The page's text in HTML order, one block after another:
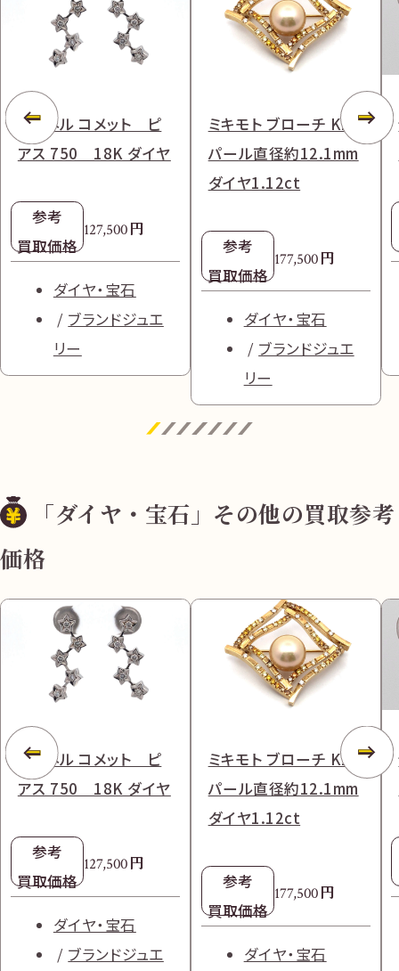
シャネル コメット ピ
アス 750 18K ダイヤ
参考
買取価格
127,500円
ダイヤ・宝石
ブランドジュエ
リー
ミキモト ブローチ K18
パール直径約12.1mm
ダイヤ1.12ct
参考
買取価格
177,500円
ダイヤ・宝石
ブランドジュエ
リー
「ダイヤ・宝石」その他の買取参考
価格
シャネル コメット ピ
アス 750 18K ダイヤ
参考
買取価格
127,500円
ダイヤ・宝石
ブランドジュエ
ミキモト ブローチ K18
パール直径約12.1mm
ダイヤ1.12ct
参考
買取価格
177,500円
ダイヤ・宝石